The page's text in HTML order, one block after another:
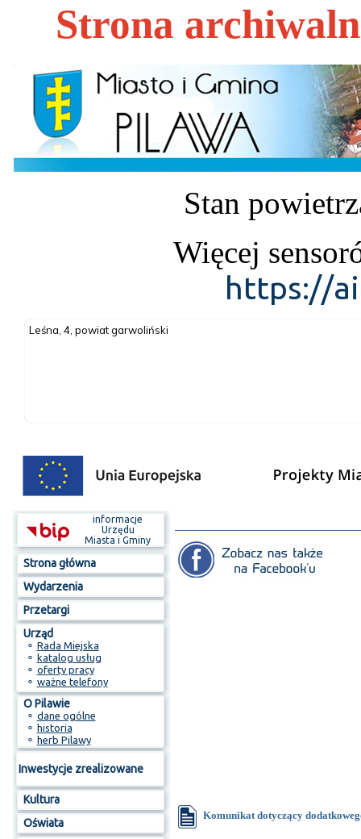
Strona
Stan
Więcej
https://
informacje
Urzędu
Miasta i Gminy
Strona główna
Wydarzenia
Przetargi
Urząd
⚬ Rada Miejska
⚬ katalog usług
⚬ oferty pracy
⚬ ważne telefony
O Pilawie
⚬ dane ogólne
⚬ historia
⚬ herb Pilawy
Inwestycje zrealizowane
Kultura
Oświata
Komunikat dotyczący